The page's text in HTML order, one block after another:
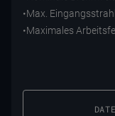
•Max.
•Maximales